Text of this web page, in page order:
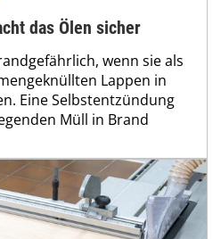
das Ölen sicher
wenn sie als
Lappen in
Eine Selbstentzündung
Müll in Brand